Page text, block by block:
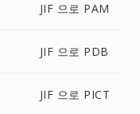
JIF 으로 PAM
JIF 으로 PDB
JIF 으로 PICT